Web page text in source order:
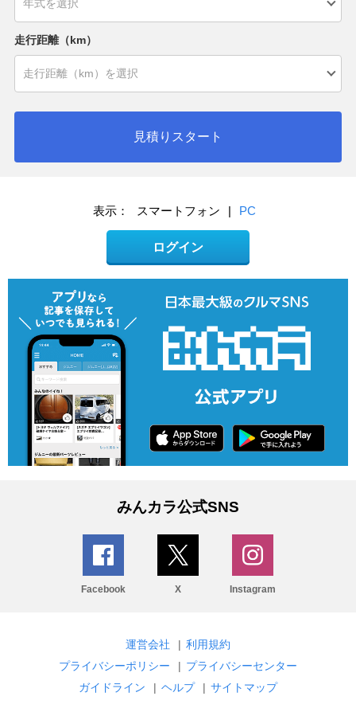
走行距離（km）
見積りスタート
表示： スマートフォン | PC
ログイン
みんカラ公式SNS
Facebook X Instagram
運営会社 | 利用規約
プライバシーポリシー
| プライバシーセンター
ガイドライン
| ヘルプ | サイトマップ